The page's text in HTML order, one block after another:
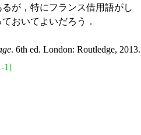
が，特にフランス借用語がし
おいてよいだろう．
. 6th ed. London: Routledge, 2013.
1]